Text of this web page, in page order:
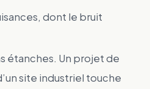
dont le bruit
étanches. Un projet de
site industriel touche